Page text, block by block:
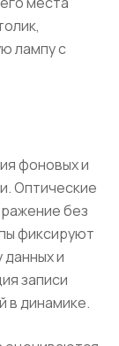
лампу с
фоновых и
Оптические
без
фиксируют
и
записи
в динамике.